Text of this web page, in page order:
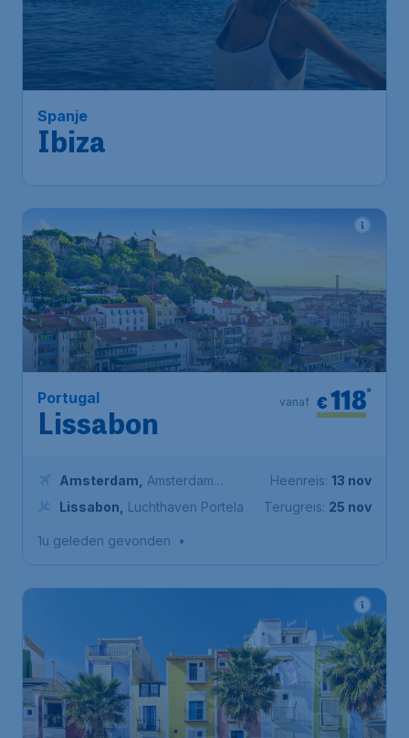
Spanje
Ibiza
€112*
vanaf
Airport Schiphol
Ibiza
Portugal
Lissabon
€118*
vanaf
Amsterdam
Amsterdam
Airport Schiphol
Lissabon Luchthaven Portela
Heenreis: 13 nov
Terugreis: 25 nov
1u geleden gevonden •